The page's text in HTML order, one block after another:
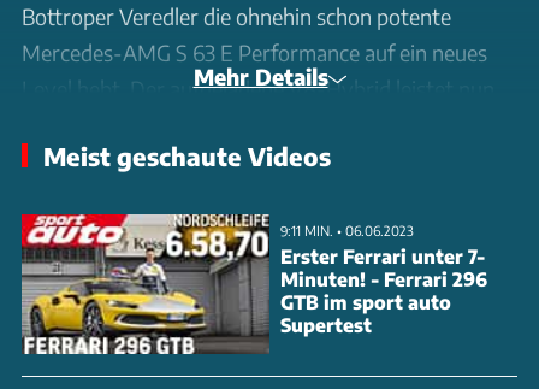
Bottroper Veredler die ohnehin schon potente
Mercedes-AMG S 63 E Performance auf ein neues
Level hebt. Der aufgeladene V8-Hybrid leistet nun
Nm Drehmoment auf die Straße. Der Sprint von 0
km/h wird elektronisch abgeregelt.
Das Aerodynamik-Paket aus Sicht-Carbon mit
Frontspoiler und Ram-Air-Intakes optimiert die
Fahrstabilität. Eine Weltpremiere feiern die
Mehr Details
Meist geschaute Videos
9:11 MIN. • 06.06.2023
Erster Ferrari unter 7-
Minuten! - Ferrari 296
GTB im sport auto
Supertest